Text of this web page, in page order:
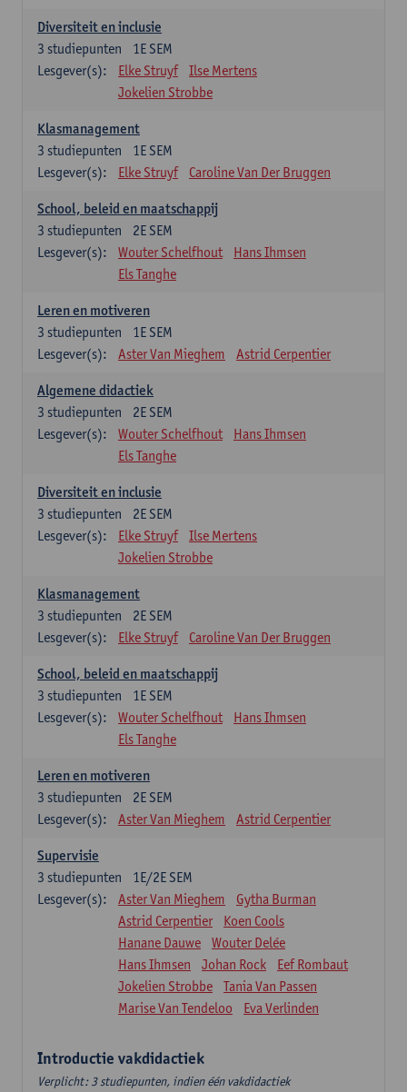
Diversiteit en inclusie
1E SEM
3 studiepunten
Lesgever(s):
Elke Struyf
Ilse Mertens
Jokelien Strobbe
Klasmanagement
1E SEM
3 studiepunten
Lesgever(s):
Elke Struyf Caroline Van Der Bruggen
School, beleid en maatschappij
2E SEM
3 studiepunten
Lesgever(s):
Wouter Schelfhout
Hans Ihmsen
Els Tanghe
Leren en motiveren
1E SEM
3 studiepunten
Lesgever(s):
Aster Van Mieghem Astrid Cerpentier
Algemene didactiek
2E SEM
3 studiepunten
Lesgever(s):
Wouter Schelfhout
Hans Ihmsen
Els Tanghe
Diversiteit en inclusie
2E SEM
3 studiepunten
Lesgever(s):
Elke Struyf
Ilse Mertens
Jokelien Strobbe
Klasmanagement
2E SEM
3 studiepunten
Lesgever(s):
Elke Struyf Caroline Van Der Bruggen
School, beleid en maatschappij
1E SEM
3 studiepunten
Lesgever(s):
Wouter Schelfhout
Hans Ihmsen
Els Tanghe
Leren en motiveren
2E SEM
3 studiepunten
Lesgever(s):
Aster Van Mieghem Astrid Cerpentier
Supervisie
1E/2E SEM
3 studiepunten
Lesgever(s):
Aster Van Mieghem
Gytha Burman
Astrid Cerpentier
Koen Cools
Hanane Dauwe
Wouter Delée
Hans Ihmsen
Johan Rock
Eef Rombaut
Jokelien Strobbe
Tania Van Passen
Marise Van Tendeloo
Eva Verlinden
Introductie vakdidactiek
Verplicht: 3 studiepunten, indien één vakdidactiek